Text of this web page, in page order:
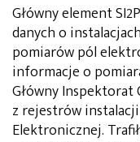
Główny element
danych o
pomiarów pól
informacje o
Główny Inspektorat
z rejestrów
Elektronicznej.